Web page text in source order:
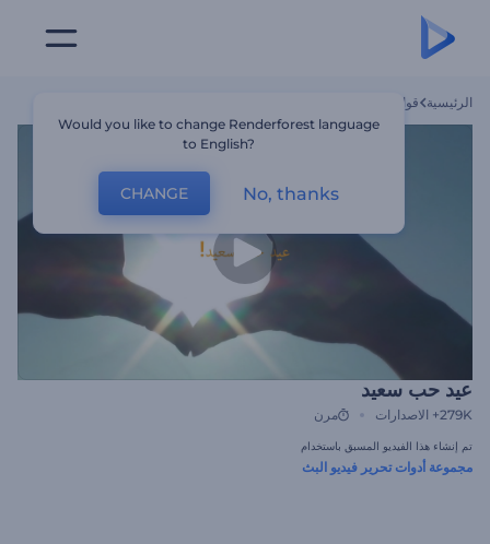
الرئيسية قوالب
عيد حب سعيد
279K+ الاصدارات مرن
تم إنشاء هذا الفيديو المسبق باستخدام
مجموعة أدوات تحرير فيديو البث
Would you like to change Renderforest language
to English?
CHANGE No, thanks